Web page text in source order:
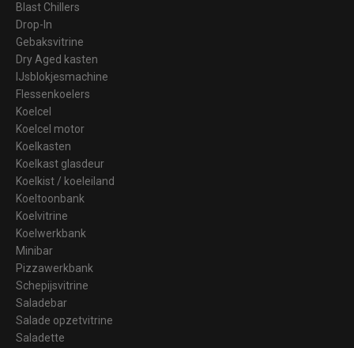
Blast Chillers
Drop-In
Gebaksvitrine
Dry Aged kasten
IJsblokjesmachine
Flessenkoelers
Koelcel
Koelcel motor
Koelkasten
Koelkast glasdeur
Koelkist / koeleiland
Koeltoonbank
Koelvitrine
Koelwerkbank
Minibar
Pizzawerkbank
Schepijsvitrine
Saladebar
Salade opzetvitrine
Saladette